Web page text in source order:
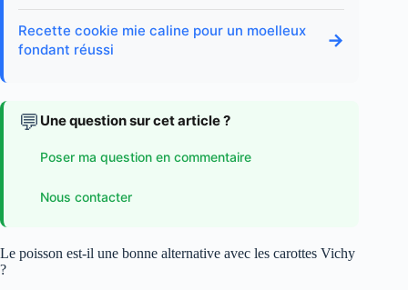
Recette cookie mie caline pour un moelleux
fondant réussi
→
💬 Une question sur cet article ?
Poser ma question en commentaire
Nous contacter
Le poisson est-il une bonne alternative avec les carottes Vichy
?